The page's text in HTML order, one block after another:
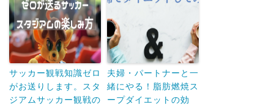
サッカー観戦知識ゼロ
がお送りします。スタ
ジアムサッカー観戦の
夫婦・パートナーと一
緒にやる！脂肪燃焼ス
ープダイエットの効